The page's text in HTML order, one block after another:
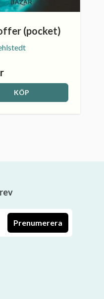
(pocket)
KÖP
Prenumerera